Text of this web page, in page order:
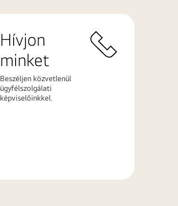
Hívjon
minket
Beszéljen közvetlenül
ügyfélszolgálati
képviselőinkkel.